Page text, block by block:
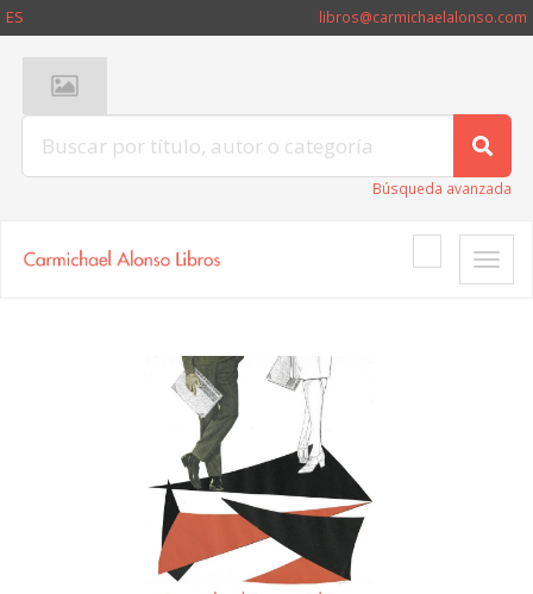
ES libros@carmichaelalonso.com
Búsqueda avanzada
Toggle